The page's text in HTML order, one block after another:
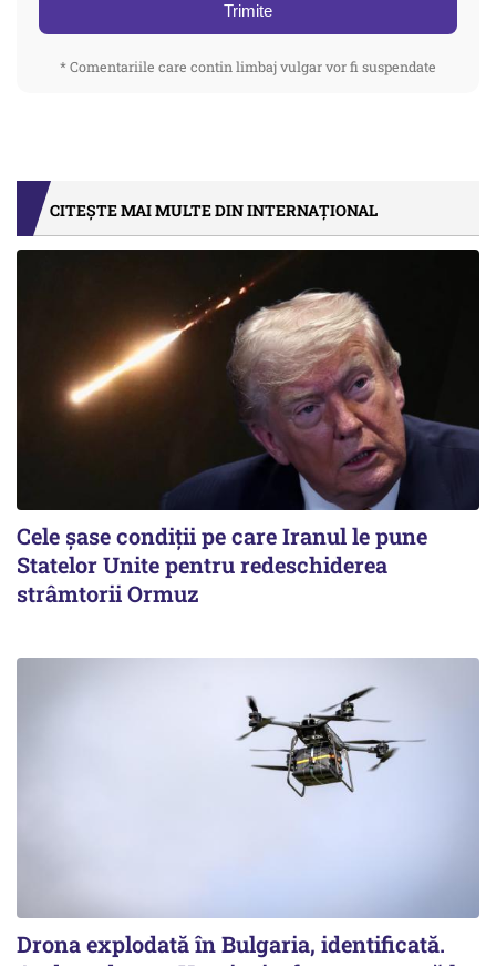
Trimite
* Comentariile care contin limbaj vulgar vor fi suspendate
CITEȘTE MAI MULTE DIN INTERNAȚIONAL
Cele șase condiții pe care Iranul le pune
Statelor Unite pentru redeschiderea
strâmtorii Ormuz
Drona explodată în Bulgaria, identificată.